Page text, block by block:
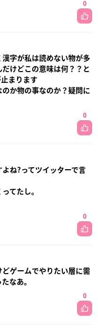
0
字が私は読めない物が多
けどこの意味は何？？と
まります
か物の事なのか？疑問に
0
ね?ってツイッターで言
てたし。
0
ゲームでやりたい層に需
なあ。
0